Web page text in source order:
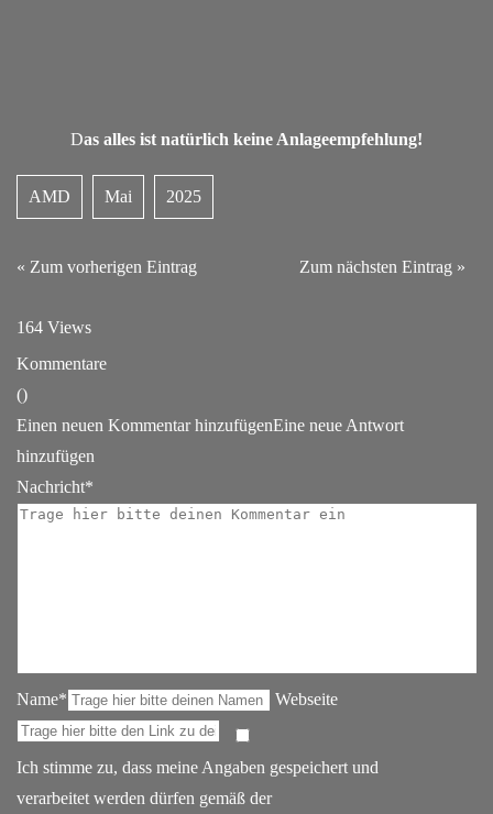
Das alles ist natürlich keine Anlageempfehlung!
AMD Mai 2025
« Zum vorherigen Eintrag Zum nächsten Eintrag »
164 Views
Kommentare
()
Einen neuen Kommentar hinzufügenEine neue Antwort
hinzufügen
Nachricht*
Name* Webseite
Ich stimme zu, dass meine Angaben gespeichert und
verarbeitet werden dürfen gemäß der